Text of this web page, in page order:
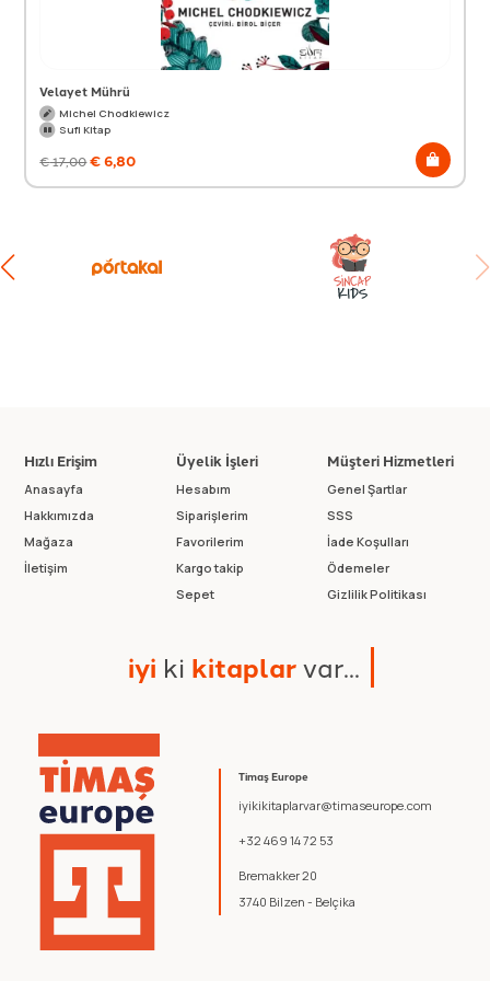
Velayet Mührü
Michel Chodkiewicz
Sufi Kitap
€17,00€6,80
Timaş Europe
iyikikitaplarvar@timaseurope.com
+32 469 14 72 53
Bremakker 20
3740 Bilzen - Belçika
Hızlı Erişim
Anasayfa
Hakkımızda
Mağaza
İletişim
Üyelik İşleri
Hesabım
Siparişlerim
Favorilerim
Kargo takip
Sepet
Müşteri Hizmetleri
Genel Şartlar
SSS
İade Koşulları
Ödemeler
Gizlilik Politikası
iyi ki kitaplarvar...